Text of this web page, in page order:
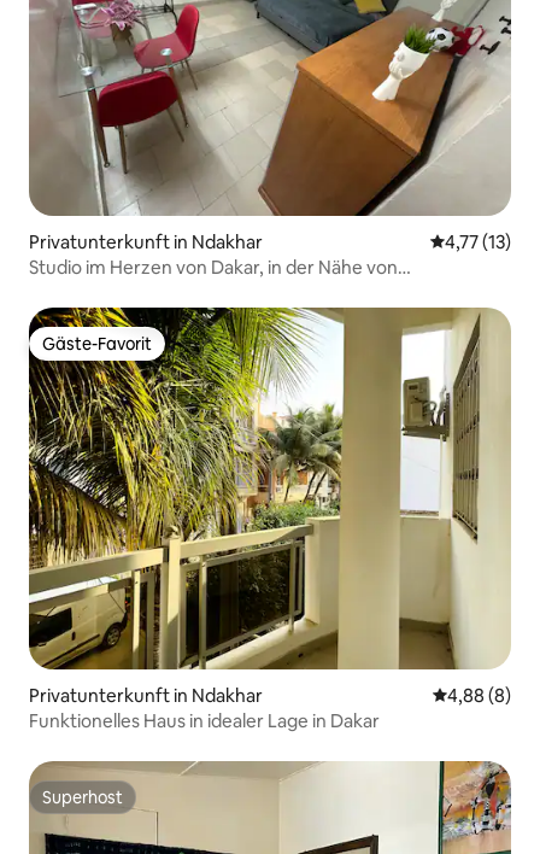
Privatunterkunft in Ndakhar
4,77 (13)
Studio im Herzen von Dakar, in der Nähe von
Gäste-Favorit
Gäste-Favorit
Privatunterkunft in Ndakhar
4,88 (8)
Funktionelles Haus in idealer Lage in Dakar
Superhost
Superhost